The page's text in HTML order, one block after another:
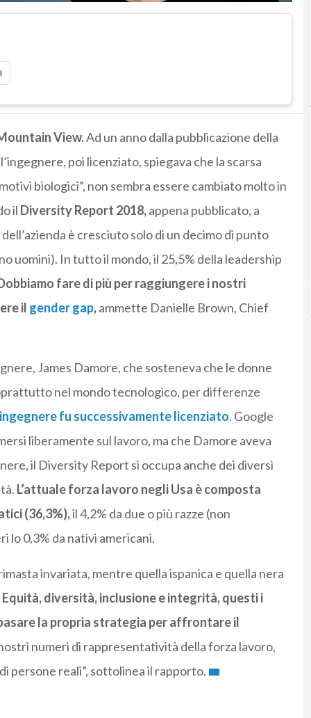
View.Ad un anno dalla pubblicazione della
poi licenziato, spiegava che la scarsa
biologici”, non sembra essere cambiato molto in
il Diversity Report 2018,appena pubblicato, a
è cresciuto solo di un decimo di punto
uomini). In tutto il mondo, il 25,5% della leadership
fare di più per raggiungere i nostri
il gender gap,ammette Danielle Brown, Chief
James Damore, che sosteneva che le donne
nel mondo tecnologico, per differenze
fu successivamente licenziato. Google
liberamente sul lavoro, ma che Damore aveva
il Diversity Report si occupa anche dei diversi
L’attuale forza lavoro negli Usa è composta
(36,3%),il 4,2% da due o più razze (non
lo 0,3% da nativi americani.
invariata, mentre quella ispanica e quella nera
Equità, diversità, inclusione e integrità, questi i
la propria strategia per affrontare il
numeri di rappresentatività della forza lavoro,
reali”, sottolinea il rapporto.